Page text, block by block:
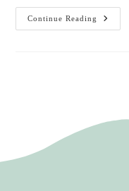
Continue Reading